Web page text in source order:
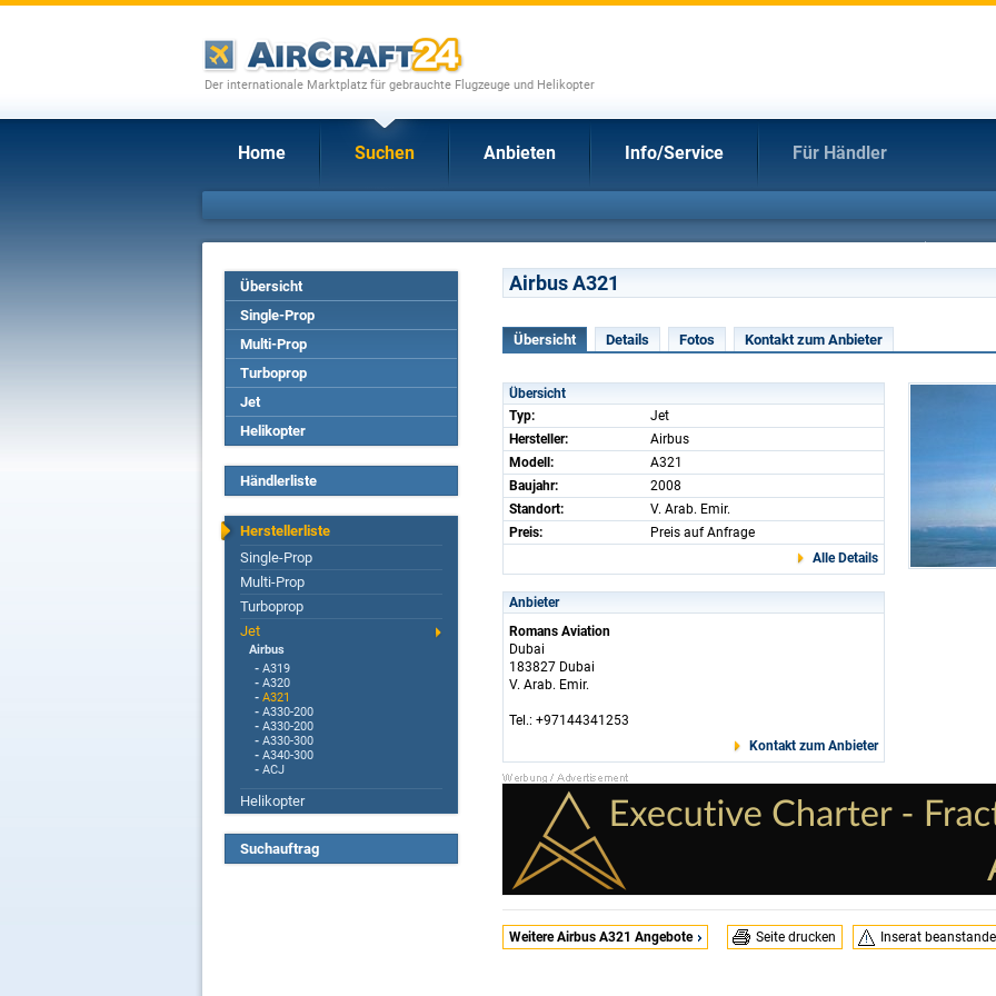
Der internationale Marktplatz für gebrauchte Flugzeuge und Helikopter
Home Suchen Anbieten Info/Service Für Händler
Übersicht
Single-Prop
Multi-Prop
Turboprop
Jet
Helikopter
Händlerliste
Herstellerliste
Single-Prop
Multi-Prop
Turboprop
Jet
Airbus
- A319
- A320
- A321
- A330-200
- A330-200
- A330-300
- A340-300
- ACJ
Helikopter
Suchauftrag
Airbus A321
Übersicht Details Fotos Kontakt zum Anbieter
Übersicht
Typ:
Jet
Hersteller:
Airbus
Modell:
A321
Baujahr:
2008
Standort:
V. Arab. Emir.
Preis:
Preis auf Anfrage
Alle Details
Anbieter
Romans Aviation
Dubai
183827 Dubai
V. Arab. Emir.
Tel.: +97144341253
Kontakt zum Anbieter
Weitere Airbus A321 Angebote Seite drucken Inserat